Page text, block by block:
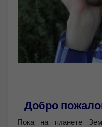
Добро
Пока на планете